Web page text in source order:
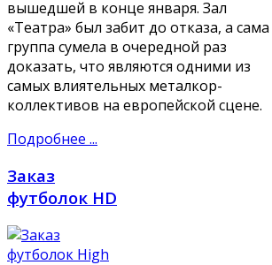
вышедшей в конце января. Зал
«Театра» был забит до отказа, а сама
группа сумела в очередной раз
доказать, что являются одними из
самых влиятельных металкор-
коллективов на европейской сцене.
Подробнее ...
Заказ
футболок HD